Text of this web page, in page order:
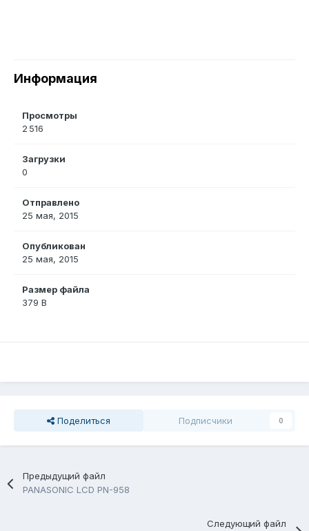
Информация
Просмотры
2 516
Загрузки
0
Отправлено
25 мая, 2015
Опубликован
25 мая, 2015
Размер файла
379 B
Поделиться Подписчики 0
Предыдущий файл
PANASONIC LCD PN-958
Следующий файл